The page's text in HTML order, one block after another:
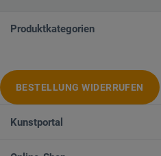
Produktkategorien
BESTELLUNG WIDERRUFEN
Kunstportal